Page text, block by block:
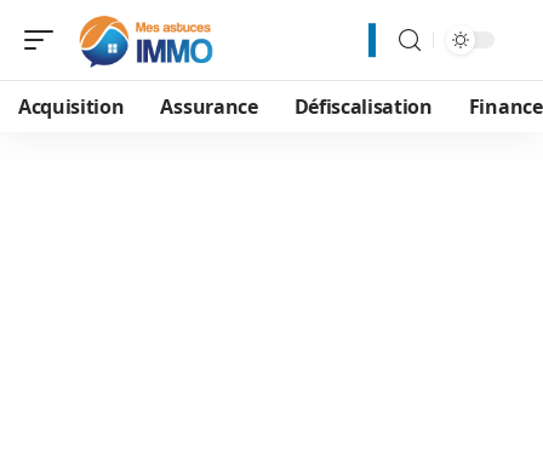
Acquisition Assurance Défiscalisation